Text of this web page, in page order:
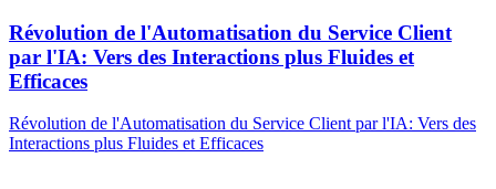
Révolution de l'Automatisation du Service Client
par l'IA: Vers des Interactions plus Fluides et
Efficaces
Révolution de l'Automatisation du Service Client par l'IA: Vers des
Interactions plus Fluides et Efficaces